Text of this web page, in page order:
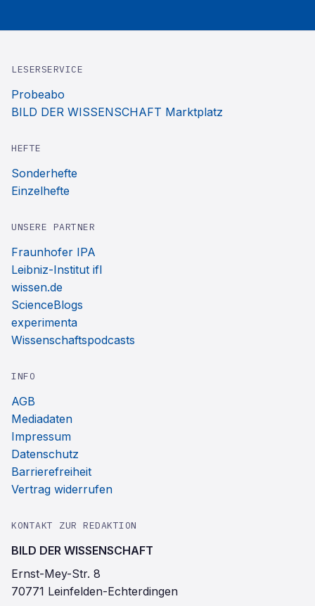
LESERSERVICE
Probeabo
BILD DER WISSENSCHAFT Marktplatz
HEFTE
Sonderhefte
Einzelhefte
UNSERE PARTNER
Fraunhofer IPA
Leibniz-Institut ifl
wissen.de
ScienceBlogs
experimenta
Wissenschaftspodcasts
INFO
AGB
Mediadaten
Impressum
Datenschutz
Barrierefreiheit
Vertrag widerrufen
KONTAKT ZUR REDAKTION
BILD DER WISSENSCHAFT
Ernst-Mey-Str. 8
70771 Leinfelden-Echterdingen